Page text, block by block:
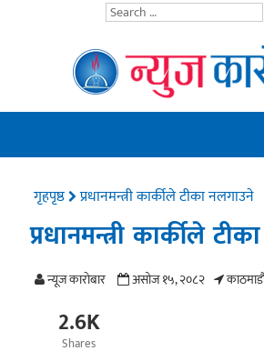
गृहपृष्ठ प्रधानमन्त्री कार्कीले टीका नलगाउने
प्रधानमन्त्री कार्कीले
न्यूज काराेबार असोज १५, २०८२
2.6K
Shares